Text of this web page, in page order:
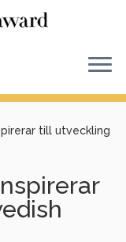
till utveckling